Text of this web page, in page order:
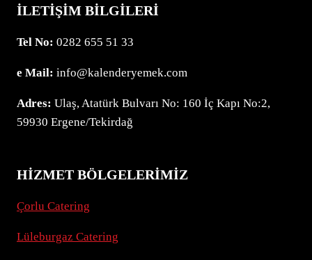
İLETIŞIM BILGILERI
Tel No: 0282 655 51 33
e Mail: info@kalenderyemek.com
Adres: Ulaş, Atatürk Bulvarı No: 160 İç Kapı No:2,
59930 Ergene/Tekirdağ
HIZMET BÖLGELERIMIZ
Çorlu Catering
Lüleburgaz Catering